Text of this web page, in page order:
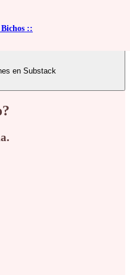
::
en Substack